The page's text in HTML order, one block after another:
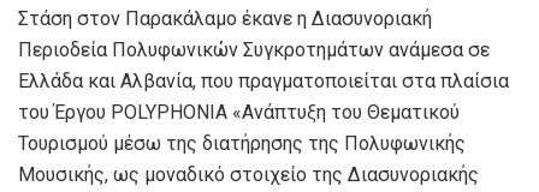
Στάση στον Παρακάλαμο έκανε η Διασυνοριακή
Περιοδεία Πολυφωνικών Συγκροτημάτων ανάμεσα σε
Ελλάδα και Αλβανία, που πραγματοποιείται στα πλαίσια
του Έργου POLYPHONIA «Ανάπτυξη του Θεματικού
Τουρισμού μέσω της διατήρησης της Πολυφωνικής
Μουσικής, ως μοναδικό στοιχείο της Διασυνοριακής